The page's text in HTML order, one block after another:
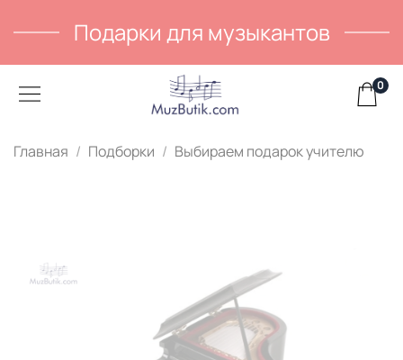
Подарки для музыкантов
0
Главная Подборки Выбираем подарок учителю